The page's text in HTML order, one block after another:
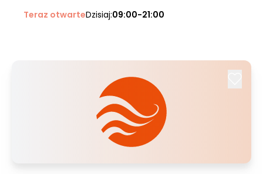
Teraz otwarteDzisiaj:09:00-21:00